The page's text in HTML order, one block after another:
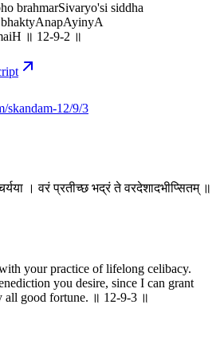
brahmarSivaryo'si siddha
॥ 12-9-2 ॥
skandam-12/9/3
। वरं प्रतीच्छ भद्रं ते वरदेशादभीप्सितम् ॥
your practice of lifelong celibacy.
you desire, since I can grant
all good fortune. ॥ 12-9-3 ॥